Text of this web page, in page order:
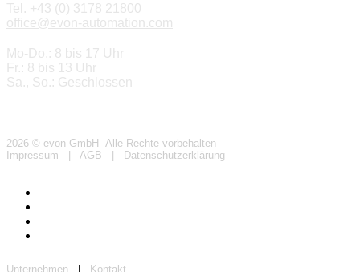
Tel. +43 (0) 3178 21800
office@evon-automation.com
Mo-Do.: 8 bis 17 Uhr
Fr.: 8 bis 13 Uhr
Sa., So.: Geschlossen
2026 © evon GmbH Alle Rechte vorbehalten
Impressum | AGB | Datenschutzerklärung
Unternehmen | Kontakt